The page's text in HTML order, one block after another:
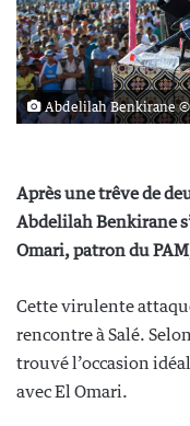
Abdelilah Benkirane
Après une trêve de
Abdelilah Benkirane
Omari, patron du
Cette virulente
rencontre à Salé.
trouvé l’occasion
avec El Omari.